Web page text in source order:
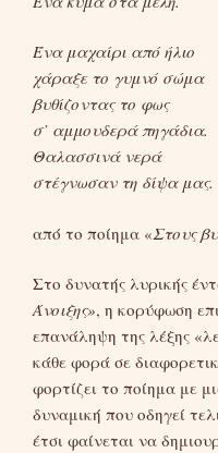
Ένα μαχαίρι από ήλιο
χάραξε το γυμνό σώμα
βυθίζοντας το φως
σ’ αμμουδερά πηγάδια.
Θαλασσινά νερά
στέγνωσαν τη δίψα μας.
από το ποίημα «Στους
Στο δυνατής λυρικής
Άνοιξης», η κορύφωση
επανάληψη της λέξης
κάθε φορά σε
φορτίζει το ποίημα με
δυναμική που οδηγεί
έτσι φαίνεται να